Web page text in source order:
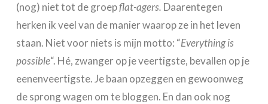
(nog) niet tot de groepflat-agers. Daarentegen
herken ik veel van de manier waarop ze in het leven
staan. Niet voor niets is mijn motto: “Everything is
possible“. Hé, zwanger op je veertigste, bevallen op je
eenenveertigste. Je baan opzeggen en gewoonweg
de sprong wagen om te bloggen. En dan ook nog